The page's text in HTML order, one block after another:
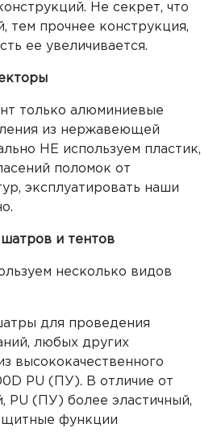
Не секрет, что
тем прочнее конструкция,
ее увеличивается.
только алюминиевые
из нержавеющей
НЕ используем пластик,
поломок от
эксплуатировать наши
и тентов
несколько видов
для проведения
любых других
высококачественного
PU (ПУ). В отличие от
PU (ПУ) более эластичный,
функции